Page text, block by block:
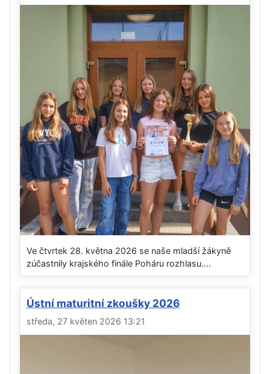
Ve čtvrtek 28. května 2026 se naše mladší žákyně
zúčastnily krajského finále Poháru rozhlasu....
Ústní maturitní zkoušky 2026
středa, 27 květen 2026 13:21